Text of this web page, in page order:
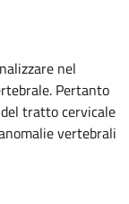
nel
Pertanto
tratto cervicale
vertebrali